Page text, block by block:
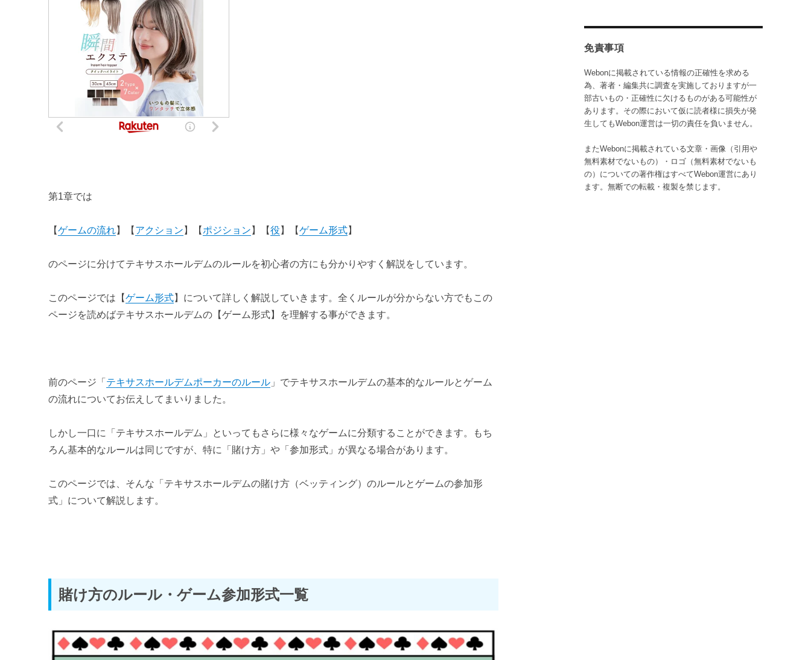
テキサスホールデムの確率 【オッズ・アウツ】
テキサスホールデムの確率 【スターティングハンド】
第3章 テキサスホールデムの戦略
テキサスホールデムの戦略① 【ポジションの重要性】
テキサスホールデムの戦略② 【プリフロップ時の判断】
テキサスホールデムの戦略⑤ 【プレイスタイル】
第4章 練習問題集
第5章 実際にプレイしてみよう
第1章では
【ゲームの流れ】【 アクション 】【ポジション 】【役 】【ゲーム形式】
のページに分けてテキサスホールデムのルールを初心者の方にも分かりやすく解説をしています。
このページでは【ゲーム形式】について詳しく解説していきます。全くルールが分からない方でもこの
ページを読めばテキサスホールデムの【ゲーム形式】を理解する事ができます。
前のページ「 テキサスホールデムポーカーのルール 」でテキサスホールデムの基本的なルールとゲーム
の流れについてお伝えしてまいりました。
しかし一口に「テキサスホールデム」といってもさらに様々なゲームに分類することができます。もち
ろん基本的なルールは同じですが、特に「賭け方」や「参加形式」が異なる場合があります。
このページでは、そんな「テキサスホールデムの賭け方（ベッティング）のルールとゲームの参加形
式」について解説します。
賭け方のルール・ゲーム参加形式一覧
免責事項
Webonに掲載されている情報の正確性を求める
為、著者・編集共に調査を実施しておりますが一
部古いもの・正確性に欠けるものがある可能性が
あります。その際において仮に読者様に損失が発
生してもWebon運営は一切の責任を負いません。
またWebonに掲載されている文章・画像（引用や
無料素材でないもの）・ロゴ（無料素材でないも
の）についての著作権はすべてWebon運営にあり
ます。無断での転載・複製を禁じます。